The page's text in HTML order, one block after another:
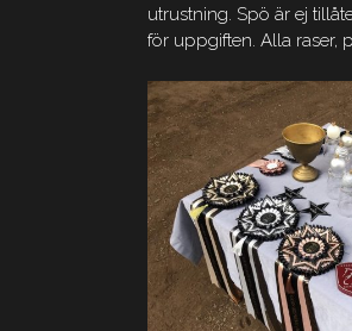
utrustning. Spö är ej
för uppgiften. Alla raser,